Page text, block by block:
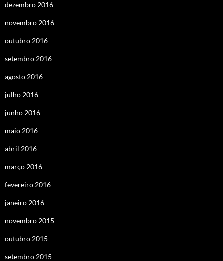
dezembro 2016
novembro 2016
outubro 2016
setembro 2016
agosto 2016
julho 2016
junho 2016
maio 2016
abril 2016
março 2016
fevereiro 2016
janeiro 2016
novembro 2015
outubro 2015
setembro 2015